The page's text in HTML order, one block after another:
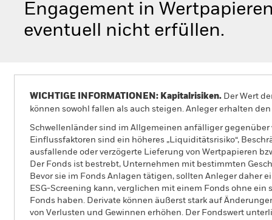
Engagement in
eventuell nicht erfüllen.
WICHTIGE INFORMATIONEN: Kapitalrisiken. Der Wert
können sowohl fallen als auch steigen. Anleger erhalten
Schwellenländer sind im Allgemeinen anfälliger
Einflussfaktoren sind ein höheres „Liquiditätsrisiko“,
ausfallende oder verzögerte Lieferung von Wertpapieren
Der Fonds ist bestrebt, Unternehmen mit bestimmten
Bevor sie im Fonds Anlagen tätigen, sollten Anleger daher
ESG-Screening kann, verglichen mit einem Fonds ohne
Fonds haben. Derivate können äußerst stark auf
von Verlusten und Gewinnen erhöhen. Der Fondswert